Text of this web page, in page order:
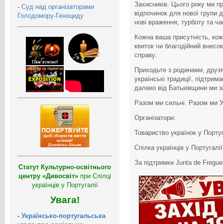
- Суд над організаторами
Голодомору-Геноциду
Статут Культурно-освітнього
центру «Дивосвіт» при Спілці
українців у Португалії
Увага!
- Українсько-португальська
Захисників. Цього року ми
відпочинок для нової групи
нові враження, турботу та
Кожна ваша присутність,
квиток чи благодійний
справу.
Приходьте з родинами,
українські традиції,
далеко від Батьківщини ми
Разом ми сильні. Разом ми
Організатори:
Товариство українок у
Спілка українців у Португалії
За підтримки Junta de